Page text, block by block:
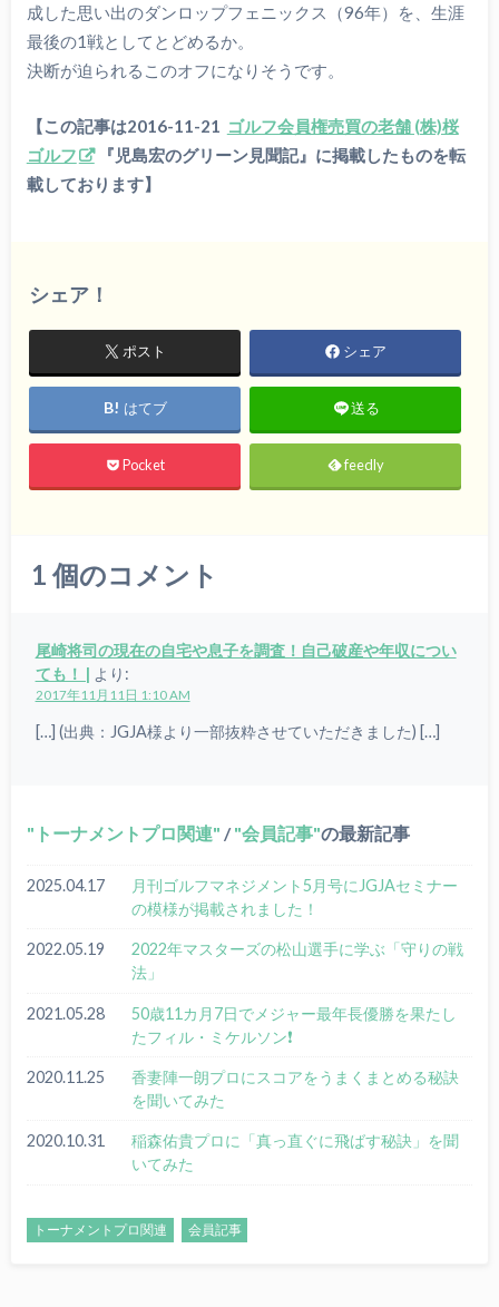
成した思い出のダンロップフェニックス（96年）を、生涯
最後の1戦としてとどめるか。
決断が迫られるこのオフになりそうです。
【この記事は2016-11-21 ゴルフ会員権売買の老舗 (株)桜
ゴルフ
『児島宏のグリーン見聞記』に掲載したものを転
載しております】
シェア！
ポスト シェア
はてブ 送る
Pocket feedly
1 個のコメント
尾崎将司の現在の自宅や息子を調査！自己破産や年収につい
ても！ | より:
2017年11月11日 1:10 AM
[…] (出典：JGJA様より一部抜粋させていただきました) […]
トーナメントプロ関連 / 会員記事 の最新記事
2025.04.17
月刊ゴルフマネジメント5月号にJGJAセミナー
の模様が掲載されました！
2022.05.19
2022年マスターズの松山選手に学ぶ「守りの戦
法」
2021.05.28
50歳11カ月7日でメジャー最年長優勝を果たし
たフィル・ミケルソン❗
2020.11.25
香妻陣一朗プロにスコアをうまくまとめる秘訣
を聞いてみた
2020.10.31
稲森佑貴プロに「真っ直ぐに飛ばす秘訣」を聞
いてみた
トーナメントプロ関連 会員記事